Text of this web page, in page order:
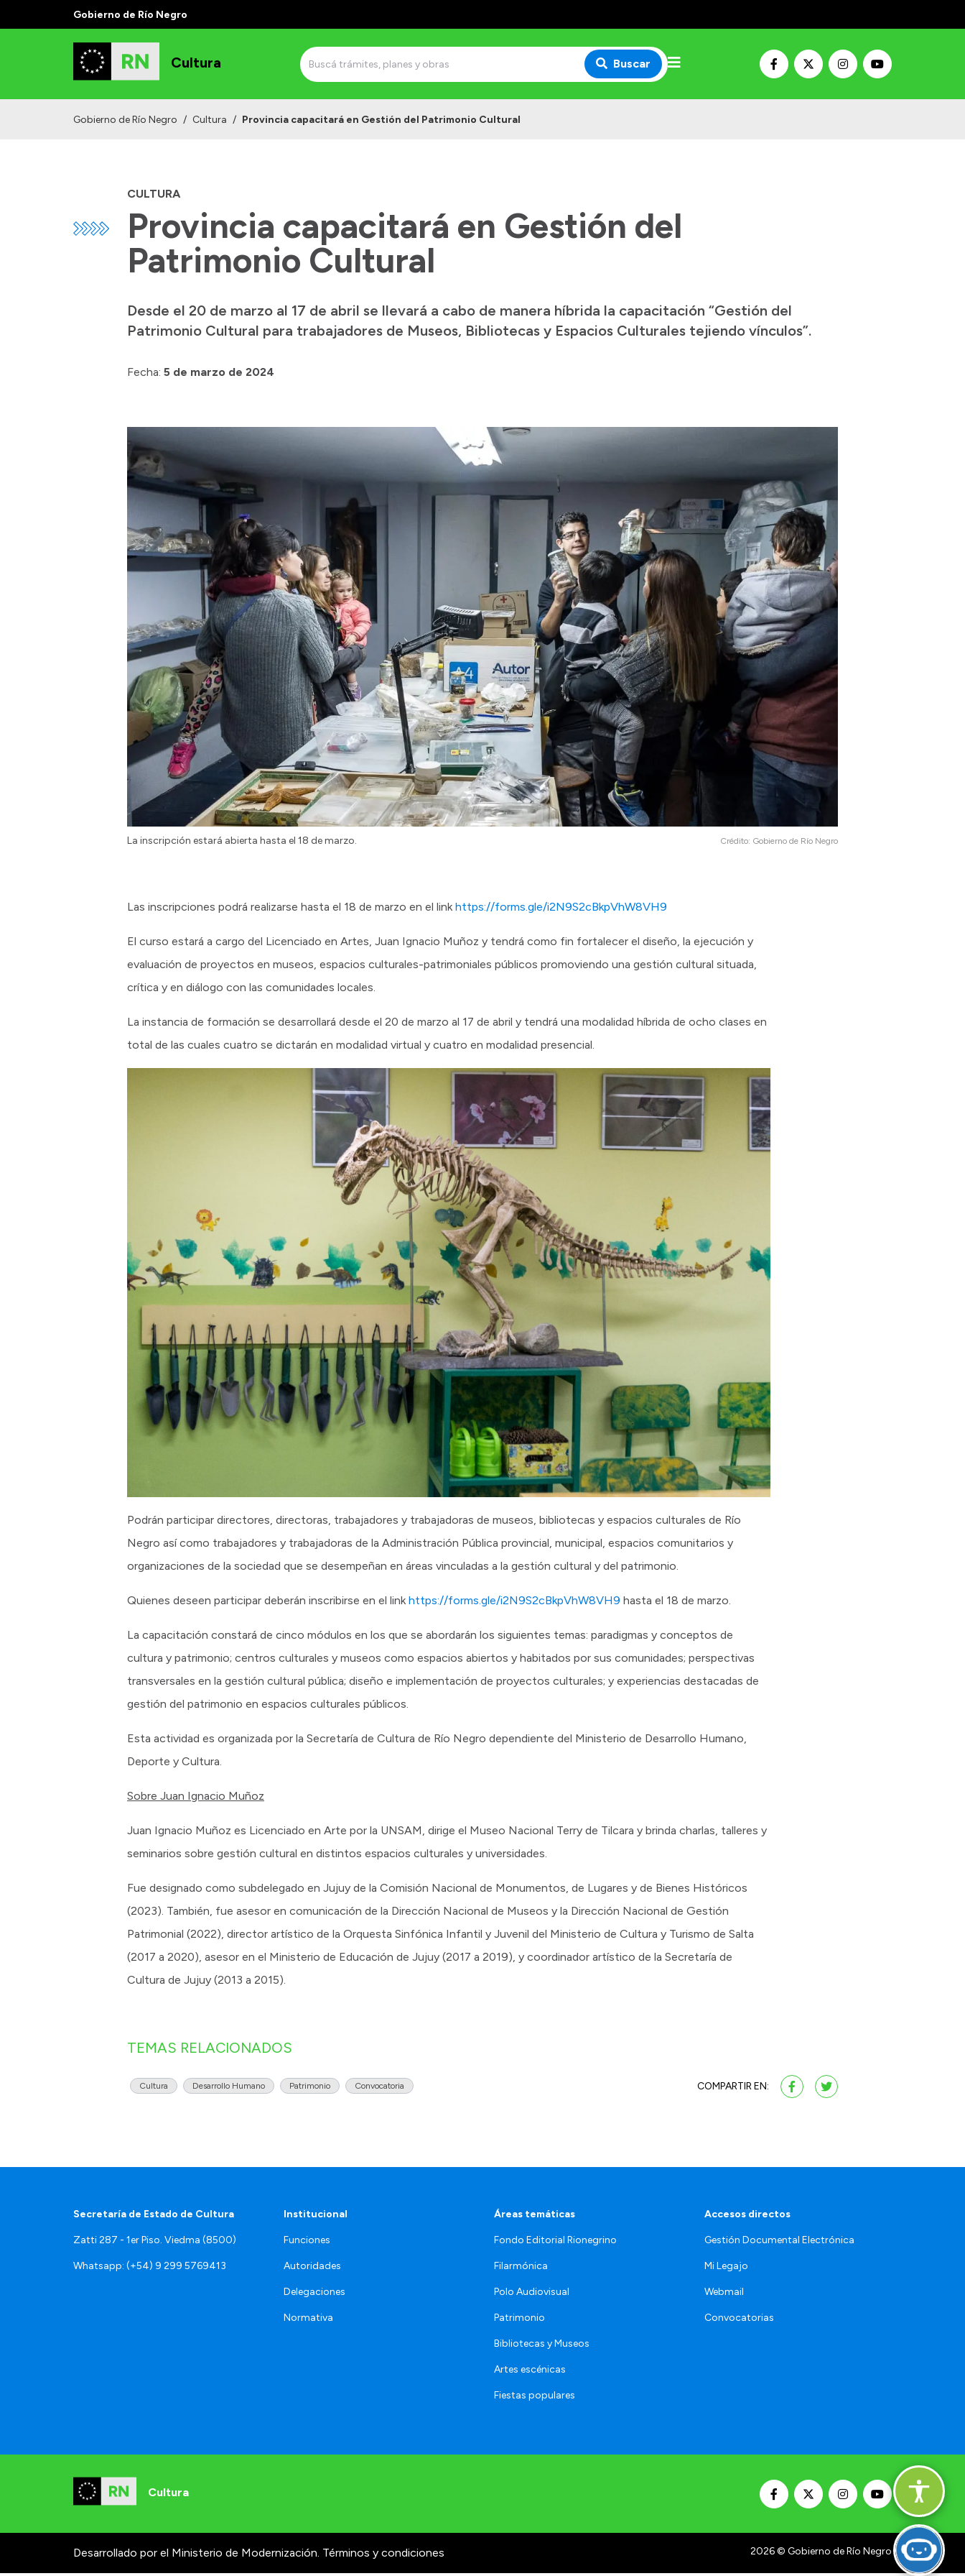
Gobierno de Río Negro
Cultura Buscar
Gobierno de Río Negro / Cultura / Provincia capacitará en Gestión del Patrimonio Cultural
CULTURA
Provincia capacitará en Gestión del
Patrimonio Cultural
Desde el 20 de marzo al 17 de abril se llevará a cabo de manera híbrida la capacitación “Gestión del
Patrimonio Cultural para trabajadores de Museos, Bibliotecas y Espacios Culturales tejiendo vínculos”.
Fecha: 5 de marzo de 2024
La inscripción estará abierta hasta el 18 de marzo. Crédito: Gobierno de Río Negro
Las inscripciones podrá realizarse hasta el 18 de marzo en el link https://forms.gle/i2N9S2cBkpVhW8VH9
El curso estará a cargo del Licenciado en Artes, Juan Ignacio Muñoz y tendrá como fin fortalecer el diseño, la ejecución y
evaluación de proyectos en museos, espacios culturales-patrimoniales públicos promoviendo una gestión cultural situada,
crítica y en diálogo con las comunidades locales.
La instancia de formación se desarrollará desde el 20 de marzo al 17 de abril y tendrá una modalidad híbrida de ocho clases en
total de las cuales cuatro se dictarán en modalidad virtual y cuatro en modalidad presencial.
Podrán participar directores, directoras, trabajadores y trabajadoras de museos, bibliotecas y espacios culturales de Río
Negro así como trabajadores y trabajadoras de la Administración Pública provincial, municipal, espacios comunitarios y
organizaciones de la sociedad que se desempeñan en áreas vinculadas a la gestión cultural y del patrimonio.
Quienes deseen participar deberán inscribirse en el link https://forms.gle/i2N9S2cBkpVhW8VH9 hasta el 18 de marzo.
La capacitación constará de cinco módulos en los que se abordarán los siguientes temas: paradigmas y conceptos de
cultura y patrimonio; centros culturales y museos como espacios abiertos y habitados por sus comunidades; perspectivas
transversales en la gestión cultural pública; diseño e implementación de proyectos culturales; y experiencias destacadas de
gestión del patrimonio en espacios culturales públicos.
Esta actividad es organizada por la Secretaría de Cultura de Río Negro dependiente del Ministerio de Desarrollo Humano,
Deporte y Cultura.
Sobre Juan Ignacio Muñoz
Juan Ignacio Muñoz es Licenciado en Arte por la UNSAM, dirige el Museo Nacional Terry de Tilcara y brinda charlas, talleres y
seminarios sobre gestión cultural en distintos espacios culturales y universidades.
Fue designado como subdelegado en Jujuy de la Comisión Nacional de Monumentos, de Lugares y de Bienes Históricos
(2023). También, fue asesor en comunicación de la Dirección Nacional de Museos y la Dirección Nacional de Gestión
Patrimonial (2022), director artístico de la Orquesta Sinfónica Infantil y Juvenil del Ministerio de Cultura y Turismo de Salta
(2017 a 2020), asesor en el Ministerio de Educación de Jujuy (2017 a 2019), y coordinador artístico de la Secretaría de
Cultura de Jujuy (2013 a 2015).
TEMAS RELACIONADOS
Cultura Desarrollo Humano Patrimonio Convocatoria COMPARTIR EN:
Secretaría de Estado de Cultura
Zatti 287 - 1er Piso. Viedma (8500)
Whatsapp: (+54) 9 299 5769413
Institucional
Funciones
Autoridades
Delegaciones
Normativa
Áreas temáticas
Fondo Editorial Rionegrino
Filarmónica
Polo Audiovisual
Patrimonio
Bibliotecas y Museos
Artes escénicas
Fiestas populares
Accesos directos
Gestión Documental Electrónica
Mi Legajo
Webmail
Convocatorias
Cultura
Desarrollado por el Ministerio de Modernización. Términos y condiciones 2026© Gobierno de Río Negro